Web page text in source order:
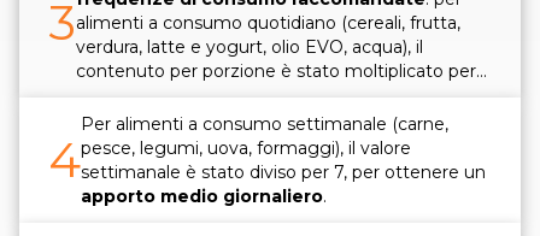
3alimenti a consumo quotidiano (cereali, frutta,
verdura, latte e yogurt, olio EVO, acqua), il
contenuto per porzione è stato moltiplicato per
4
Per alimenti a consumo settimanale (carne,
pesce, legumi, uova, formaggi), il valore
settimanale è stato diviso per 7, per ottenere un
apporto medio giornaliero.